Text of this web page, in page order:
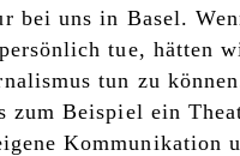
bei uns in Basel.
tue, hätten
tun zu
zum Beispiel ein
Kommunikation